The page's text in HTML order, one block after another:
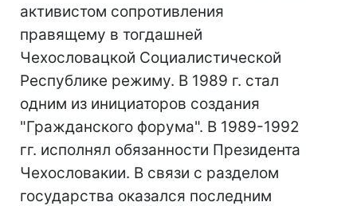
активистом сопротивления
правящему в тогдашней
Чехословацкой Социалистической
Республике режиму. В 1989 г. стал
одним из инициаторов создания
"Гражданского форума". В 1989-1992
гг. исполнял обязанности Президента
Чехословакии. В связи с разделом
государства оказался последним